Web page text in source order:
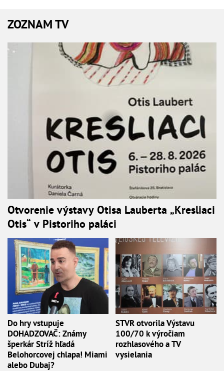
ZOZNAM TV
Otvorenie výstavy Otisa Lauberta „Kresliaci
Otis“ v Pistoriho paláci
Do hry vstupuje
DOHADZOVAČ: Známy
šperkár Stríž hľadá
Belohorcovej chlapa! Miami
alebo Dubaj?
STVR otvorila Výstavu
100/70 k výročiam
rozhlasového a TV
vysielania